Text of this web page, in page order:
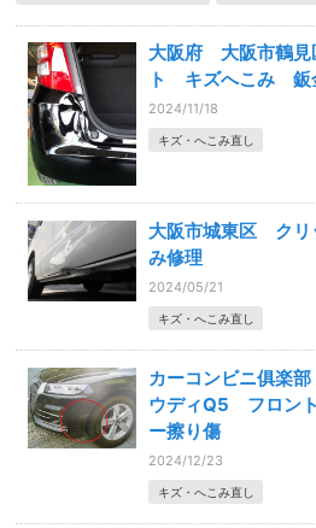
大阪府 大阪市鶴
ト キズへこみ 鈑
2024/11/18
キズ・へこみ直し
大阪市城東区 ク
み修理
2024/05/21
キズ・へこみ直し
カーコンビニ俱楽
ウディQ5 フロン
ー擦り傷
2024/12/23
キズ・へこみ直し